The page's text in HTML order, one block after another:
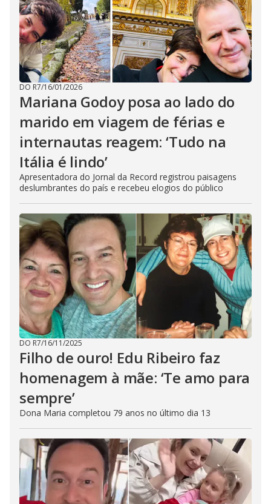
DO R7/16/01/2026
Mariana Godoy posa ao lado do
marido em viagem de férias e
internautas reagem: ‘Tudo na
Itália é lindo’
Apresentadora do Jornal da Record registrou paisagens
deslumbrantes do país e recebeu elogios do público
DO R7/16/11/2025
Filho de ouro! Edu Ribeiro faz
homenagem à mãe: ‘Te amo para
sempre’
Dona Maria completou 79 anos no último dia 13